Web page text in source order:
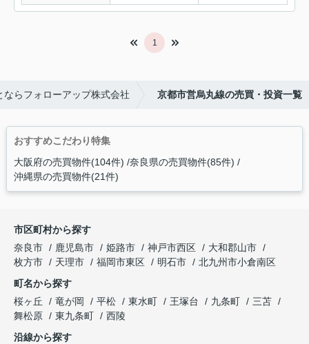
1
らフォローアップ株式会社 京都市営烏丸線の売買・投資一覧
おすすめこだわり特集
大阪府の売買物件(104件) 奈良県の売買物件(85件)
沖縄県の売買物件(21件)
市区町村から探す
奈良市
鹿児島市 姫路市 神戸市西区
大和郡山市
枚方市
天理市 福岡市東区 明石市
北九州市小倉南区
町名から探す
桜ヶ丘
竜が岡 平松 東水町 王塚台 九条町
三苫
舞松原
東九条町
西陵
沿線から探す